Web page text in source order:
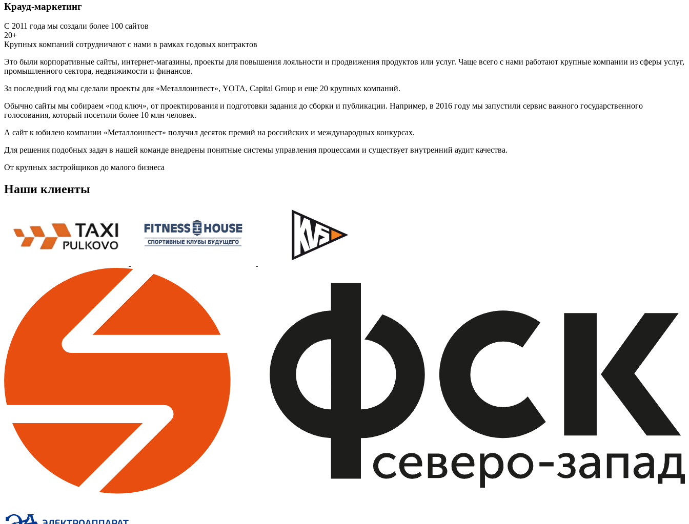
Крауд-маркетинг
С 2011 года мы создали более 100 сайтов
20+
Крупных компаний сотрудничают с нами в рамках годовых контрактов
Это были корпоративные сайты, интернет-магазины, проекты для повышения лояльности и продвижения продуктов или услуг. Чаще всего с нами работают крупные компании из сферы услуг,
промышленного сектора, недвижимости и финансов.
За последний год мы сделали проекты для «Металлоинвест», YOTA, Capital Group и еще 20 крупных компаний.
Обычно сайты мы собираем «под ключ», от проектирования и подготовки задания до сборки и публикации. Например, в 2016 году мы запустили сервис важного государственного
голосования, который посетили более 10 млн человек.
А сайт к юбилею компании «Металлоинвест» получил десяток премий на российских и международных конкурсах.
Для решения подобных задач в нашей команде внедрены понятные системы управления процессами и существует внутренний аудит качества.
От крупных застройщиков до малого бизнеса
Наши клиенты